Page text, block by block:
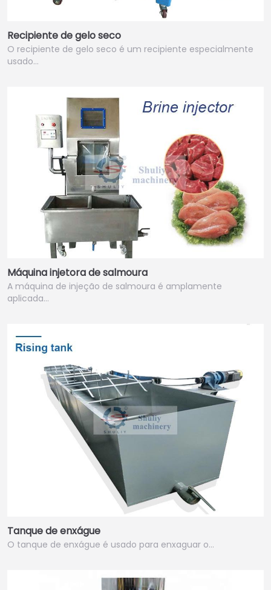
Recipiente de gelo seco
O recipiente de gelo seco é um recipiente especialmente
usado…
Máquina injetora de salmoura
A máquina de injeção de salmoura é amplamente
aplicada…
Tanque de enxágue
O tanque de enxágue é usado para enxaguar o…